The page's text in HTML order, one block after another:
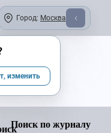
Город: Москва
Поиск по журналу
изменить